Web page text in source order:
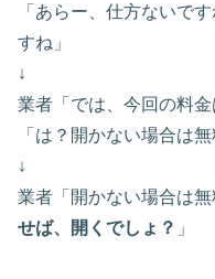
「あらー、仕方ないで
すね」
↓
業者「では、今回の料金
「は？開かない場合は無
↓
業者「開かない場合は無
せば、開くでしょ？ 」